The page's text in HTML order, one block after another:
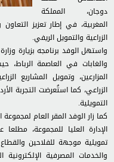
دوجان، المملكة
المغربية، في إطار تعزيز
الزراعية والتمويل الريفي.
واستهل الوفد برنامجه بزيارة
والغابات في العاصمة
المزارعين، وتمويل المشاريع
الزراعي، كما استُعرضت التجربة
التمويلية.
كما زار الوفد المقر العام
الإدارة العليا للمجموعة،
تمويلية موجهة للفلاحين
والخدمات المصرفية